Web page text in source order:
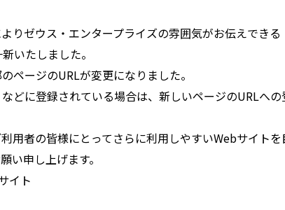
りゼウス・エンタープライズの雰囲気がお伝えできる
いたしました。
ページのURLが変更になりました。
どに登録されている場合は、新しいページのURLへの
用者の皆様にとってさらに利用しやすいWebサイトを
い申し上げます。
イト